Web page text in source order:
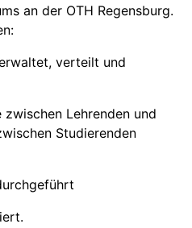
an der OTH Regensburg.
verteilt und
Lehrenden und
Studierenden